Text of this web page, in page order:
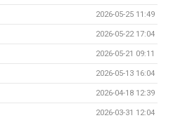
2026-05-25 11:49
2026-05-22 17:04
2026-05-21 09:11
2026-05-13 16:04
2026-04-18 12:39
2026-03-31 12:04